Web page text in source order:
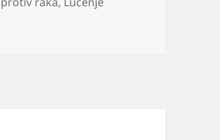
od korena maslačka priprema (video)